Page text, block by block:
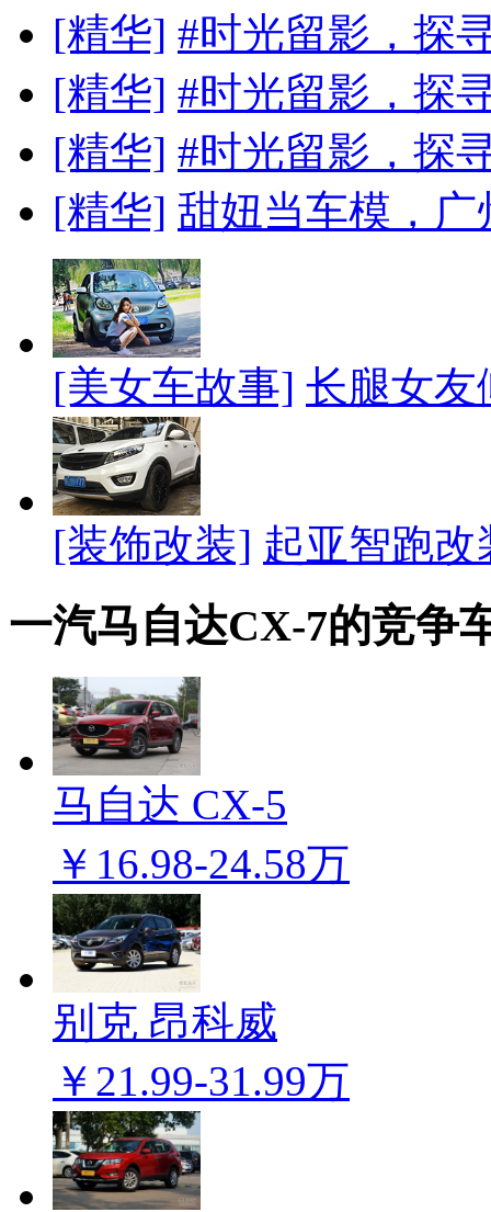
[精华] #时光留影，探
[精华] #时光留影，探
[精华] #时光留影，探
[精华] 甜妞当车模，广
[美女车故事] 长腿女友
[装饰改装] 起亚智跑
一汽马自达CX-7的竞争
马自达 CX-5
￥16.98-24.58万
别克 昂科威
￥21.99-31.99万